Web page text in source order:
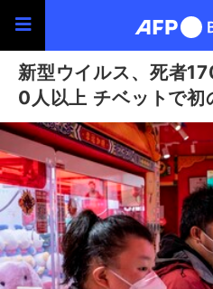
新型ウイルス、死者
0人以上 チベットで初